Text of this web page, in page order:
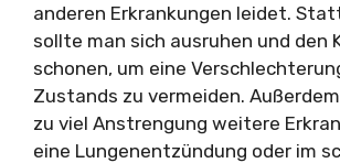
anderen Erkrankungen leidet.
sollte man sich ausruhen und den
schonen, um eine
Zustands zu vermeiden.
zu viel Anstrengung weitere
eine Lungenentzündung oder im